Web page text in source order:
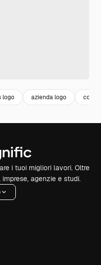
logo azienda logo
i tuoi migliori lavori. Oltre
agenzie e studi.